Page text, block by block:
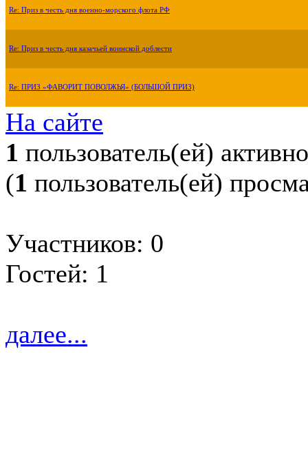
Re: Приз в честь дня военно-морского флота РФ
Re: Приз в честь дня казачьей воинской доблести
Re: ПРИЗ «ФАВОРИТ ПОВОЛЖЬЯ» (БОЛЬШОЙ ПРИЗ)
На сайте
1 пользователь(ей) активно
(1 пользователь(ей)
Участников: 0
Гостей: 1
далее...